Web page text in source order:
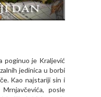
poginuo je Kraljević
jedinica u borbi
Kao najstariji sin i
posle